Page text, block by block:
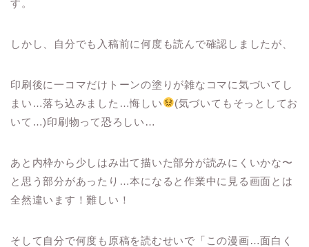
す。
しかし、自分でも入稿前に何度も読んで確認しましたが、
印刷後に一コマだけトーンの塗りが雑なコマに気づいてし
まい…落ち込みました…悔しい
(気づいてもそっとしてお
いて…)印刷物って恐ろしい…
あと内枠から少しはみ出て描いた部分が読みにくいかな〜
と思う部分があったり…本になると作業中に見る画面とは
全然違います！難しい！
そして自分で何度も原稿を読むせいで「この漫画…面白く